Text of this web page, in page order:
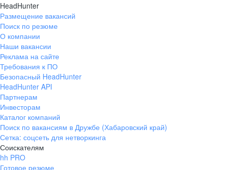
HeadHunter
Размещение вакансий
Поиск по резюме
О компании
Наши вакансии
Реклама на сайте
Требования к ПО
Безопасный HeadHunter
HeadHunter API
Партнерам
Инвесторам
Каталог компаний
Поиск по вакансиям в Дружбе (Хабаровский край)
Сетка: соцсеть для нетворкинга
Соискателям
hh PRO
Готовое резюме